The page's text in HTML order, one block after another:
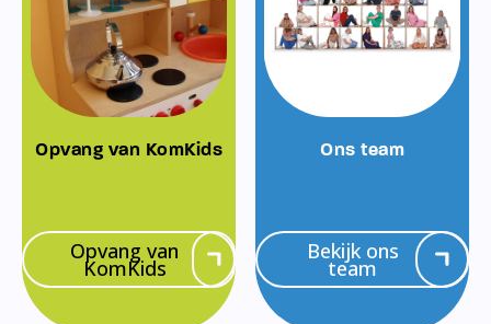
Opvang van KomKids
Opvang van
KomKids
Ons team
Bekijk ons
team